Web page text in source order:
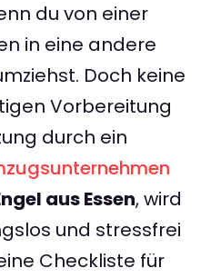
du von einer
in eine andere
Doch keine
Vorbereitung
durch ein
aus Essen, wird
und stressfrei
Checkliste für